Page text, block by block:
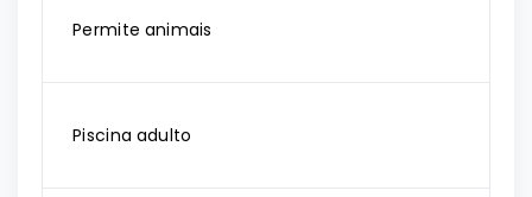
Permite animais
Piscina adulto